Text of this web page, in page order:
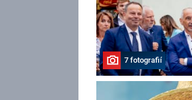
7 fotografií